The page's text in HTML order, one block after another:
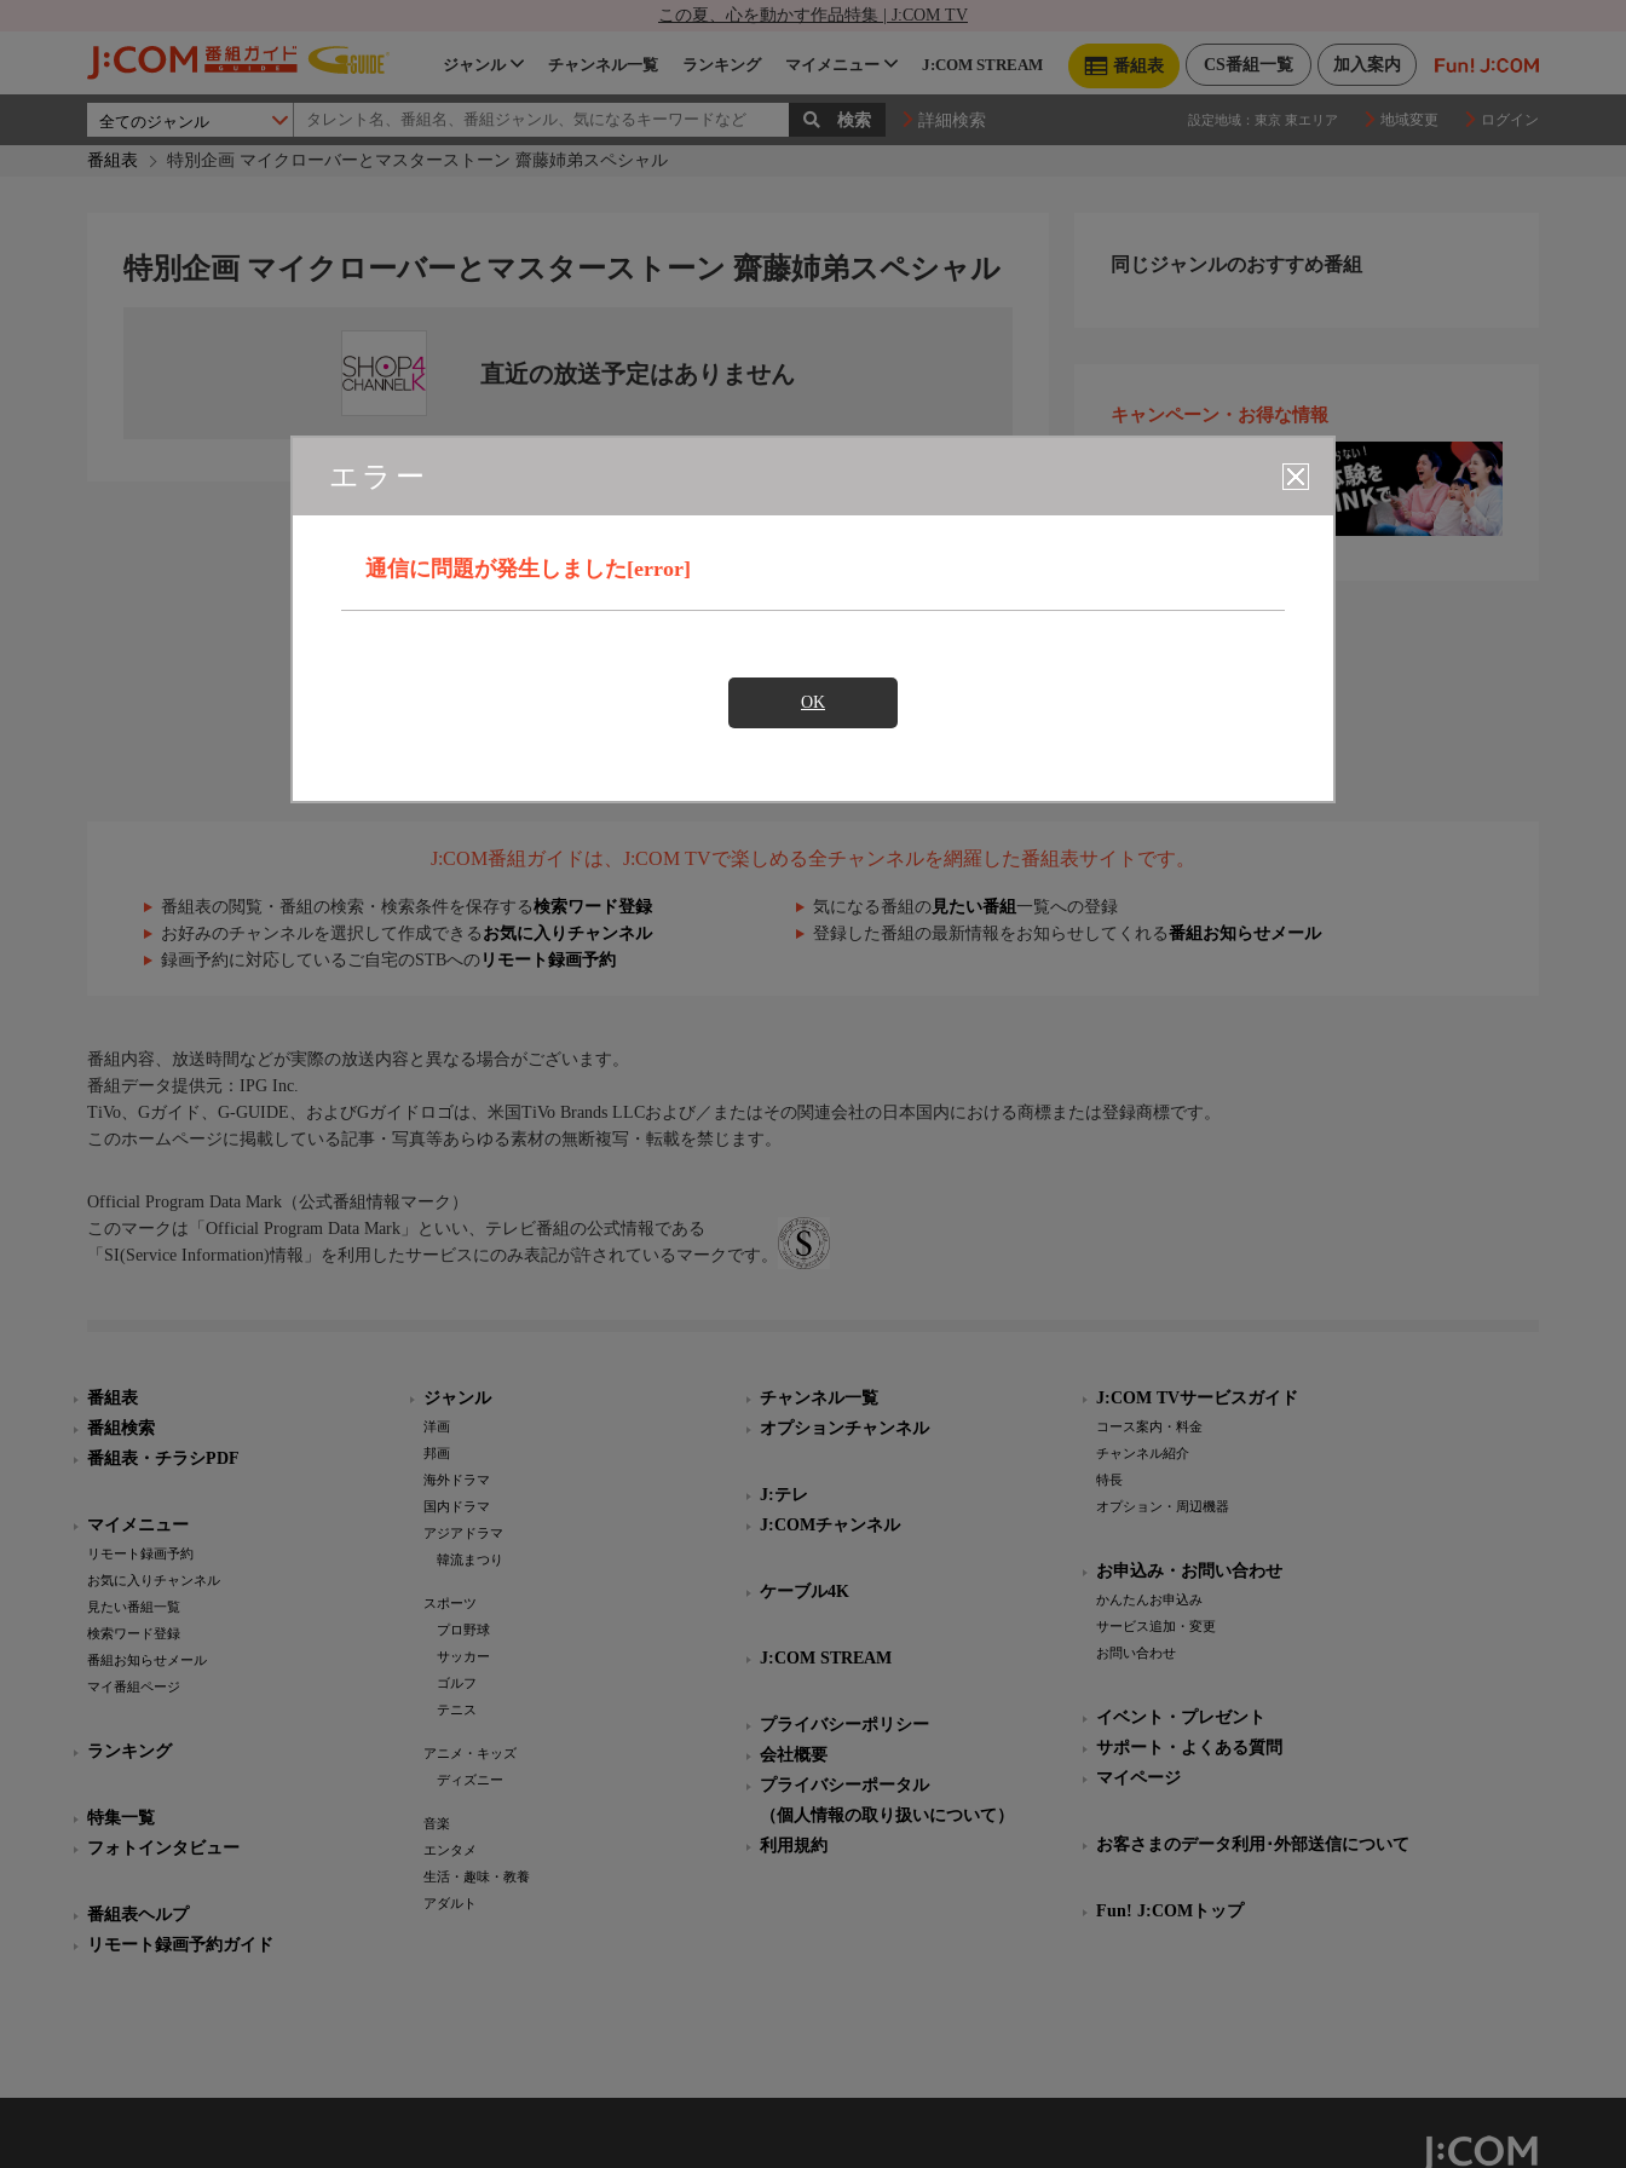
この夏、心を動かす作品特集 | J:COM TV
加入案内
CS番組一覧
番組表
ジャンル チャンネル一覧 ランキング マイメニュー J:COM STREAM
詳細検索 設定地域： 東京 東エリア 地域変更 ログイン
番組表 特別企画 マイクローバーとマスターストーン 齋藤姉弟スペシャル
エラー
通信に問題が発生しました[error]
OK
特別企画 マイクローバーとマスターストーン 齋藤姉弟スペシャル
直近の放送予定はありません
同じジャンルのおすすめ番組
キャンペーン・お得な情報
J:COM番組ガイドは、J:COM TVで楽しめる全チャンネルを網羅した番組表サイトです。
番組表の閲覧・番組の検索・検索条件を保存する検索ワード登録 気になる番組の 見たい番組 一覧への登録
お好みのチャンネルを選択して作成できる お気に入りチャンネル 登録した番組の最新情報をお知らせしてくれる番組お知らせメール
録画予約に対応しているご自宅のSTBへの リモート録画予約
番組内容、放送時間などが実際の放送内容と異なる場合がございます。
番組データ提供元：IPG Inc.
TiVo、Gガイド、G-GUIDE、およびGガイドロゴは、米国TiVo Brands LLCおよび／またはその関連会社の日本国内における商標または登録商標です。
このホームページに掲載している記事・写真等あらゆる素材の無断複写・転載を禁じます。
Official Program Data Mark（公式番組情報マーク）
このマークは「Official Program Data Mark」といい、テレビ番組の公式情報である
「SI(Service Information)情報」を利用したサービスにのみ表記が許されているマークです。
番組表
番組検索
番組表・チラシPDF
マイメニュー
リモート録画予約
お気に入りチャンネル
見たい番組一覧
検索ワード登録
番組お知らせメール
マイ番組ページ
ランキング
特集一覧
フォトインタビュー
番組表ヘルプ
リモート録画予約ガイド
ジャンル
洋画
邦画
海外ドラマ
国内ドラマ
アジアドラマ
韓流まつり
スポーツ
プロ野球
サッカー
ゴルフ
テニス
アニメ・キッズ
ディズニー
音楽
エンタメ
生活・趣味・教養
アダルト
チャンネル一覧
オプションチャンネル
J:テレ
J:COMチャンネル
ケーブル4K
J:COM STREAM
プライバシーポリシー
会社概要
プライバシーポータル
（個人情報の取り扱いについて）
利用規約
J:COM TVサービスガイド
コース案内・料金
チャンネル紹介
特長
オプション・周辺機器
お申込み・お問い合わせ
かんたんお申込み
サービス追加・変更
お問い合わせ
イベント・プレゼント
サポート・よくある質問
マイページ
お客さまのデータ利用･外部送信について
Fun! J:COMトップ